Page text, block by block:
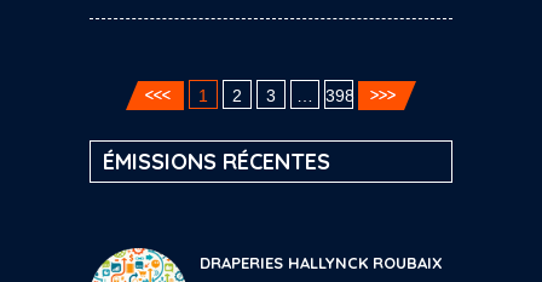
1 2 3 398
ÉMISSIONS RÉCENTES
DRAPERIES HALLYNCK ROUBAIX